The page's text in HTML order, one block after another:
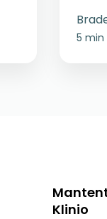
5 min
Klinio